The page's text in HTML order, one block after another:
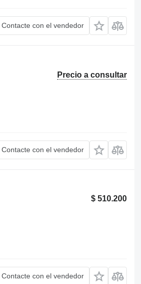
Contacte con el vendedor
Precio a consultar
Contacte con el vendedor
$ 510.200
Contacte con el vendedor